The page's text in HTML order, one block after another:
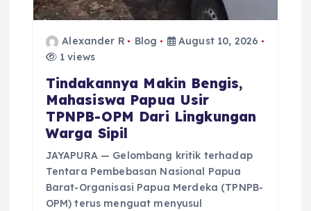
Alexander R Blog
August 10, 2026
1 views
Tindakannya Makin Bengis,
Mahasiswa Papua Usir
TPNPB-OPM Dari Lingkungan
Warga Sipil
JAYAPURA — Gelombang kritik terhadap
Tentara Pembebasan Nasional Papua
Barat-Organisasi Papua Merdeka (TPNPB-
OPM) terus menguat menyusul